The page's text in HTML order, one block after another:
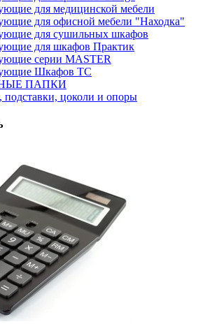
для медицинской мебели
для офисной мебели "Находка"
для сушильных шкафов
для шкафов Практик
серии MASTER
Шкафов ТС
ПАПКИ
подставки, цоколи и опоры